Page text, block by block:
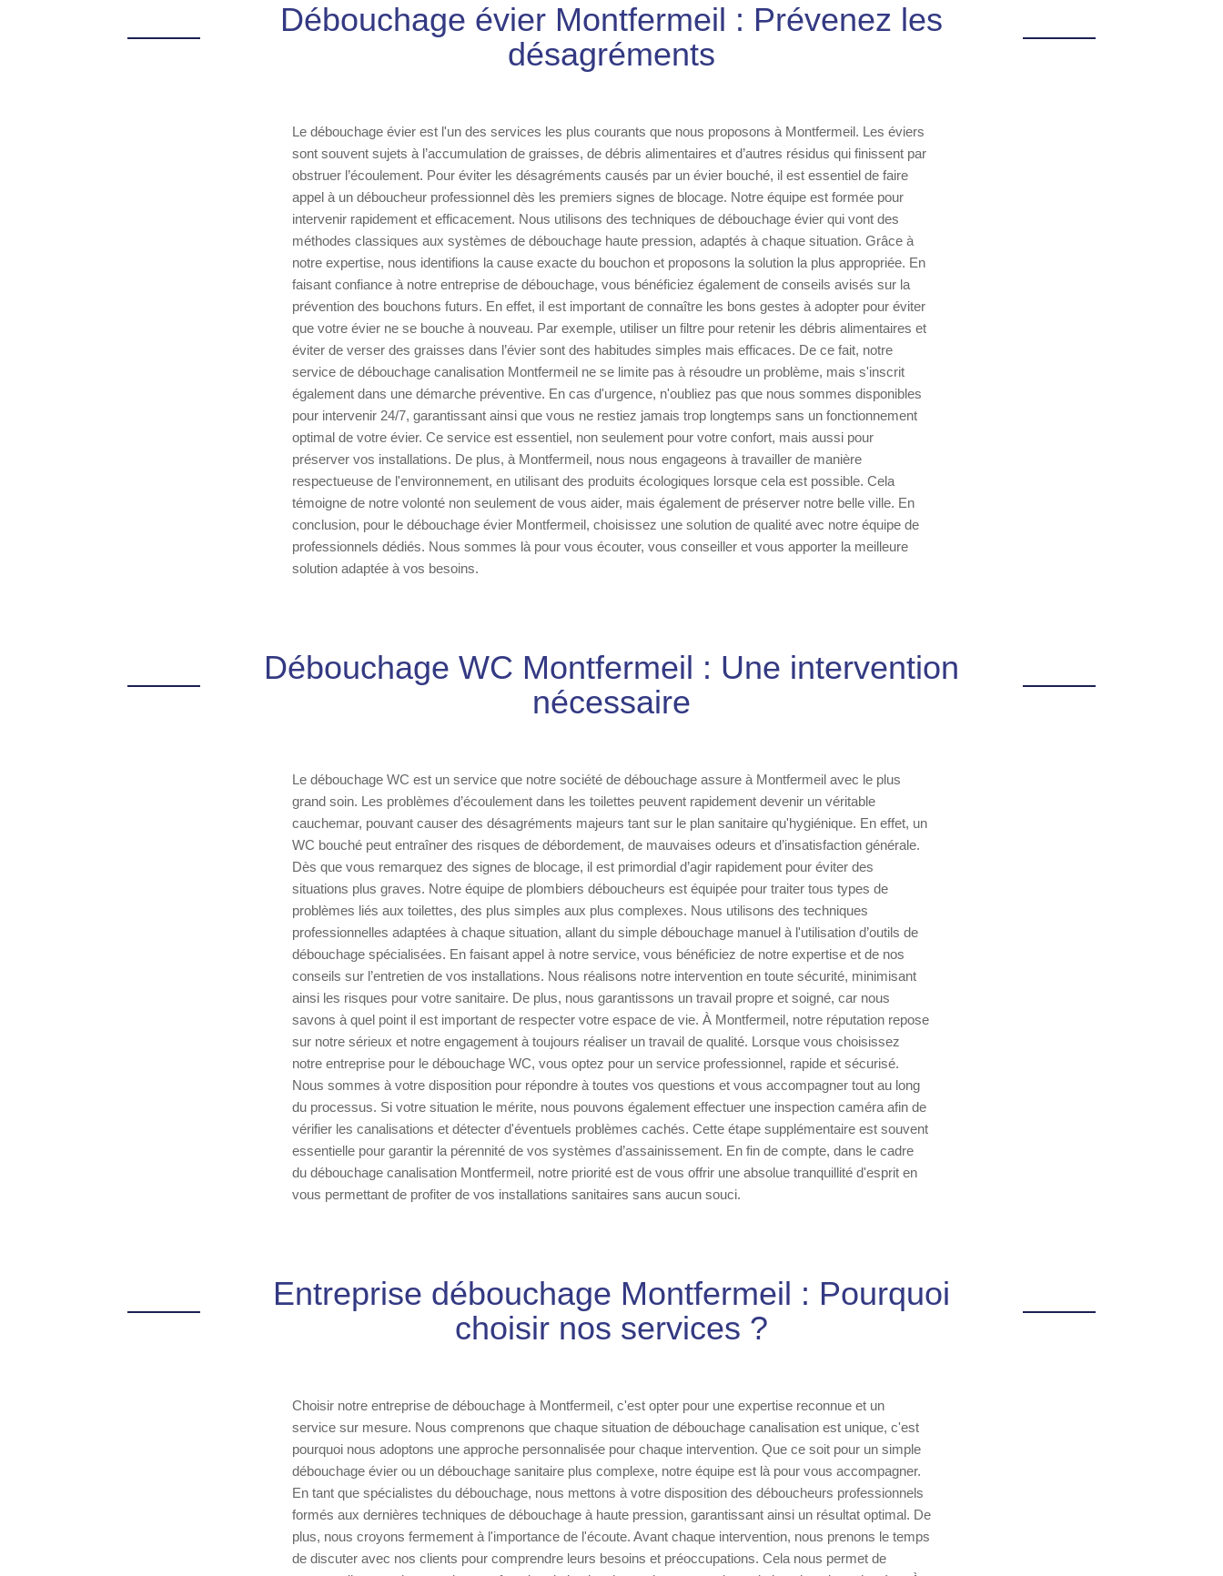
Débouchage évier Montfermeil : Prévenez les
désagréments
Le débouchage évier est l'un des services les plus courants que nous proposons à Montfermeil. Les éviers
sont souvent sujets à l’accumulation de graisses, de débris alimentaires et d’autres résidus qui finissent par
obstruer l’écoulement. Pour éviter les désagréments causés par un évier bouché, il est essentiel de faire
appel à un déboucheur professionnel dès les premiers signes de blocage. Notre équipe est formée pour
intervenir rapidement et efficacement. Nous utilisons des techniques de débouchage évier qui vont des
méthodes classiques aux systèmes de débouchage haute pression, adaptés à chaque situation. Grâce à
notre expertise, nous identifions la cause exacte du bouchon et proposons la solution la plus appropriée. En
faisant confiance à notre entreprise de débouchage, vous bénéficiez également de conseils avisés sur la
prévention des bouchons futurs. En effet, il est important de connaître les bons gestes à adopter pour éviter
que votre évier ne se bouche à nouveau. Par exemple, utiliser un filtre pour retenir les débris alimentaires et
éviter de verser des graisses dans l’évier sont des habitudes simples mais efficaces. De ce fait, notre
service de débouchage canalisation Montfermeil ne se limite pas à résoudre un problème, mais s'inscrit
également dans une démarche préventive. En cas d'urgence, n'oubliez pas que nous sommes disponibles
pour intervenir 24/7, garantissant ainsi que vous ne restiez jamais trop longtemps sans un fonctionnement
optimal de votre évier. Ce service est essentiel, non seulement pour votre confort, mais aussi pour
préserver vos installations. De plus, à Montfermeil, nous nous engageons à travailler de manière
respectueuse de l'environnement, en utilisant des produits écologiques lorsque cela est possible. Cela
témoigne de notre volonté non seulement de vous aider, mais également de préserver notre belle ville. En
conclusion, pour le débouchage évier Montfermeil, choisissez une solution de qualité avec notre équipe de
professionnels dédiés. Nous sommes là pour vous écouter, vous conseiller et vous apporter la meilleure
solution adaptée à vos besoins.
Débouchage WC Montfermeil : Une intervention
nécessaire
Le débouchage WC est un service que notre société de débouchage assure à Montfermeil avec le plus
grand soin. Les problèmes d’écoulement dans les toilettes peuvent rapidement devenir un véritable
cauchemar, pouvant causer des désagréments majeurs tant sur le plan sanitaire qu'hygiénique. En effet, un
WC bouché peut entraîner des risques de débordement, de mauvaises odeurs et d’insatisfaction générale.
Dès que vous remarquez des signes de blocage, il est primordial d’agir rapidement pour éviter des
situations plus graves. Notre équipe de plombiers déboucheurs est équipée pour traiter tous types de
problèmes liés aux toilettes, des plus simples aux plus complexes. Nous utilisons des techniques
professionnelles adaptées à chaque situation, allant du simple débouchage manuel à l'utilisation d’outils de
débouchage spécialisées. En faisant appel à notre service, vous bénéficiez de notre expertise et de nos
conseils sur l’entretien de vos installations. Nous réalisons notre intervention en toute sécurité, minimisant
ainsi les risques pour votre sanitaire. De plus, nous garantissons un travail propre et soigné, car nous
savons à quel point il est important de respecter votre espace de vie. À Montfermeil, notre réputation repose
sur notre sérieux et notre engagement à toujours réaliser un travail de qualité. Lorsque vous choisissez
notre entreprise pour le débouchage WC, vous optez pour un service professionnel, rapide et sécurisé.
Nous sommes à votre disposition pour répondre à toutes vos questions et vous accompagner tout au long
du processus. Si votre situation le mérite, nous pouvons également effectuer une inspection caméra afin de
vérifier les canalisations et détecter d'éventuels problèmes cachés. Cette étape supplémentaire est souvent
essentielle pour garantir la pérennité de vos systèmes d’assainissement. En fin de compte, dans le cadre
du débouchage canalisation Montfermeil, notre priorité est de vous offrir une absolue tranquillité d'esprit en
vous permettant de profiter de vos installations sanitaires sans aucun souci.
Entreprise débouchage Montfermeil : Pourquoi
choisir nos services ?
Choisir notre entreprise de débouchage à Montfermeil, c'est opter pour une expertise reconnue et un
service sur mesure. Nous comprenons que chaque situation de débouchage canalisation est unique, c'est
pourquoi nous adoptons une approche personnalisée pour chaque intervention. Que ce soit pour un simple
débouchage évier ou un débouchage sanitaire plus complexe, notre équipe est là pour vous accompagner.
En tant que spécialistes du débouchage, nous mettons à votre disposition des déboucheurs professionnels
formés aux dernières techniques de débouchage à haute pression, garantissant ainsi un résultat optimal. De
plus, nous croyons fermement à l'importance de l'écoute. Avant chaque intervention, nous prenons le temps
de discuter avec nos clients pour comprendre leurs besoins et préoccupations. Cela nous permet de